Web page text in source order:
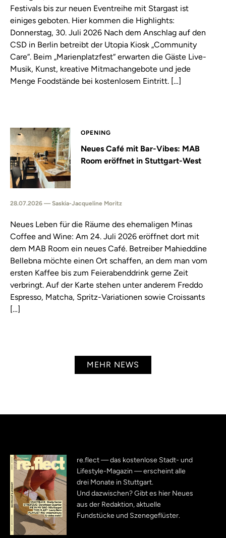
Festivals bis zur neuen Eventreihe mit Stargast ist
einiges geboten. Hier kommen die Highlights:
Donnerstag, 30. Juli 2026 Nach dem Anschlag auf den
CSD in Berlin betreibt der Utopia Kiosk „Community
Care“. Beim „Marienplatzfest“ erwarten die Gäste Live-
Musik, Kunst, kreative Mitmachangebote und jede
Menge Foodstände bei kostenlosem Eintritt. […]
OPENING
Neues Café mit Bar-Vibes: MAB
Room eröffnet in Stuttgart-West
28.07.2026 — Saskia-Jacqueline Moritz
Neues Leben für die Räume des ehemaligen Minas
Coffee and Wine: Am 24. Juli 2026 eröffnet dort mit
dem MAB Room ein neues Café. Betreiber Mahieddine
Bellebna möchte einen Ort schaffen, an dem man vom
ersten Kaffee bis zum Feierabenddrink gerne Zeit
verbringt. Auf der Karte stehen unter anderem Freddo
Espresso, Matcha, Spritz-Variationen sowie Croissants
[…]
MEHR NEWS
re.flect — das kostenlose Stadt- und
Lifestyle-Magazin — erscheint alle
drei Monate in Stuttgart.
Und dazwischen? Gibt es hier Neues
aus der Redaktion, aktuelle
Fundstücke und Szenegeflüster.